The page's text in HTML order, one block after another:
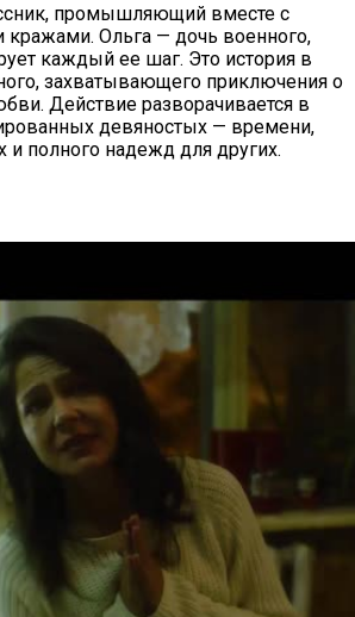
промышляющий вместе с
Ольга — дочь военного,
каждый ее шаг. Это история в
захватывающего приключения о
Действие разворачивается в
девяностых — времени,
и полного надежд для других.